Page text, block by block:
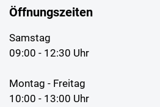
Öffnungszeiten
Samstag
09:00 - 12:30 Uhr
Montag - Freitag
10:00 - 13:00 Uhr